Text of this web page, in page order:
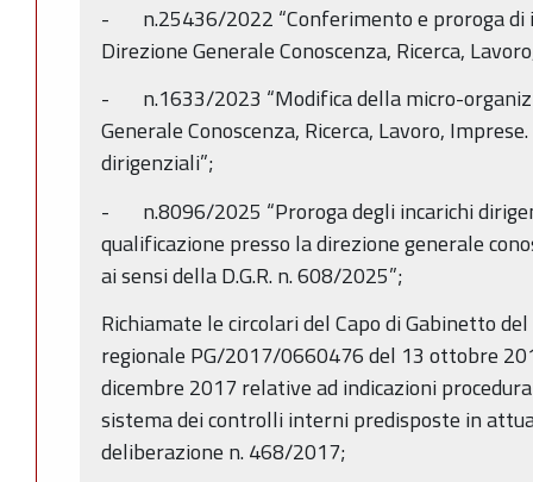
- n.25436/2022 “Conferimento e proroga di
Direzione Generale Conoscenza, Ricerca,
- n.1633/2023 “Modifica della micro-
Generale Conoscenza, Ricerca, Lavoro,
dirigenziali”;
- n.8096/2025 “Proroga degli incarichi
qualificazione presso la direzione generale
ai sensi della D.G.R. n. 608/2025”;
Richiamate le circolari del Capo di Gabinetto
regionale PG/2017/0660476 del 13 ottobre
dicembre 2017 relative ad indicazioni
sistema dei controlli interni predisposte in
deliberazione n. 468/2017;